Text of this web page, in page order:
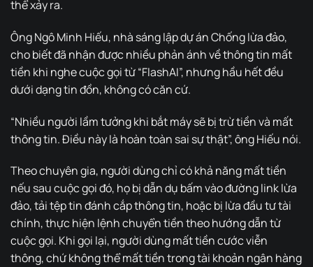
thể xảy ra.
Ông Ngô Minh Hiếu, nhà sáng lập dự án Chống lừa đảo,
cho biết đã nhận được nhiều phản ánh về thông tin mất
tiền khi nghe cuộc gọi từ “FlashAI”, nhưng hầu hết đều
dưới dạng tin đồn, không có căn cứ.
“Nhiều người lầm tưởng khi bắt máy sẽ bị trừ tiền và mất
thông tin. Điều này là hoàn toàn sai sự thật”, ông Hiếu nói.
Theo chuyên gia, người dùng chỉ có khả năng mất tiền
nếu sau cuộc gọi đó, họ bị dẫn dụ bấm vào đường link lừa
đảo, tải tệp tin đánh cắp thông tin, hoặc bị lừa đầu tư tài
chính, thực hiện lệnh chuyển tiền theo hướng dẫn từ
cuộc gọi. Khi gọi lại, người dùng mất tiền cước viễn
thông, chứ không thể mất tiền trong tài khoản ngân hàng